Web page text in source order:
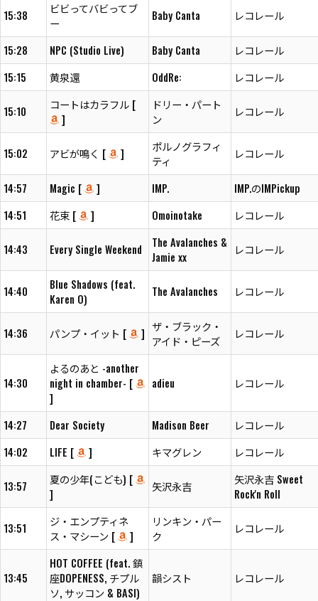
15:38
ビビってバビってブ
ー
Baby Canta レコレール
15:28 NPC (Studio Live) Baby Canta
レコレール
15:15
黄泉還 OddRe: レコレール
15:10
コートはカラフル [
]
ドリー・パート
ン
レコレール
15:02 アビが鳴く [ ]
ポルノグラフィ
ティ
レコレール
14:57 Magic [ ] IMP.
IMP.のIMPickup
14:51
花束 [ ] Omoinotake レコレール
14:43 Every Single Weekend
The Avalanches &
Jamie xx
レコレール
14:40
Blue Shadows (feat.
Karen O)
The Avalanches レコレール
14:36 パンプ・イット [ ] ザ・ブラック・
アイド・ピーズ
レコレール
14:30
よるのあと -another
night in chamber- [
]
adieu レコレール
14:27 Dear Society Madison Beer
レコレール
14:02
LIFE [ ] キマグレン レコレール
13:57
夏の少年(こども) [
]
矢沢永吉
矢沢永吉 Sweet
Rock'n Roll
13:51
ジ・エンプティネ
ス・マシーン [
]
リンキン・パー
ク
レコレール
13:45
HOT COFFEE (feat. 鎮
座DOPENESS, チプル
ソ, サッコン & BASI)
韻シスト レコレール